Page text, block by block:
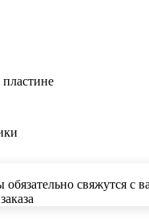
свяжутся с